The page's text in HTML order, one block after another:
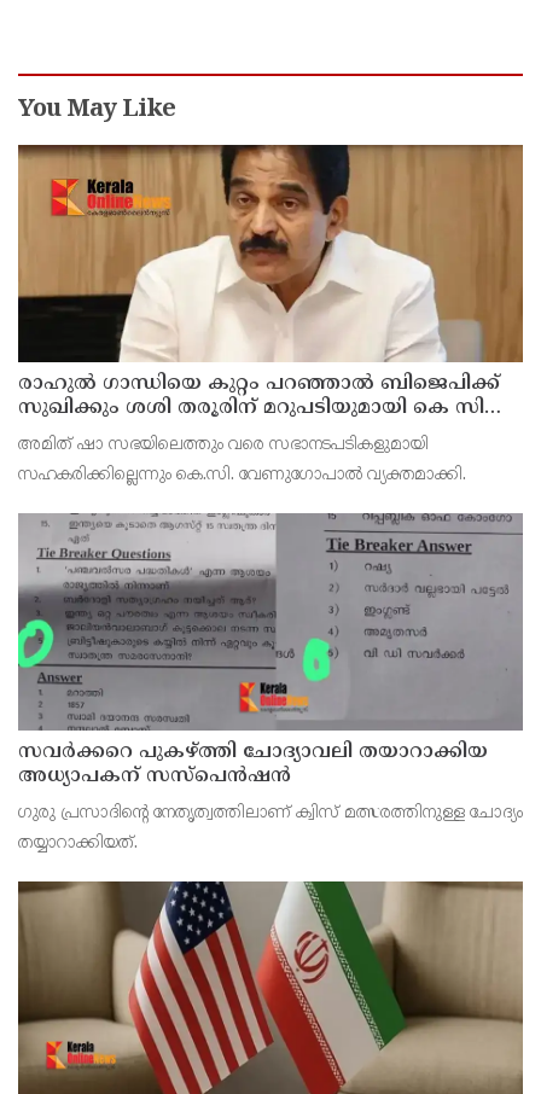
You May Like
രാഹുല്‍ ഗാന്ധിയെ കുറ്റം പറഞ്ഞാല്‍ ബിജെപിക്ക്
സുഖിക്കും ശശി തരൂരിന് മറുപടിയുമായി കെ സി
വേണുഗോപാല്‍
അമിത് ഷാ സഭയിലെത്തും വരെ സഭാനടപടികളുമായി
സഹകരിക്കില്ലെന്നും കെ.സി. വേണുഗോപാല്‍ വ്യക്തമാക്കി.
സവര്‍ക്കറെ പുകഴ്ത്തി ചോദ്യാവലി തയാറാക്കിയ
അധ്യാപകന് സസ്‌പെന്‍ഷന്‍
ഗുരു പ്രസാദിന്റെ നേതൃത്വത്തിലാണ് ക്വിസ് മത്സരത്തിനുള്ള ചോദ്യം
തയ്യാറാക്കിയത്.